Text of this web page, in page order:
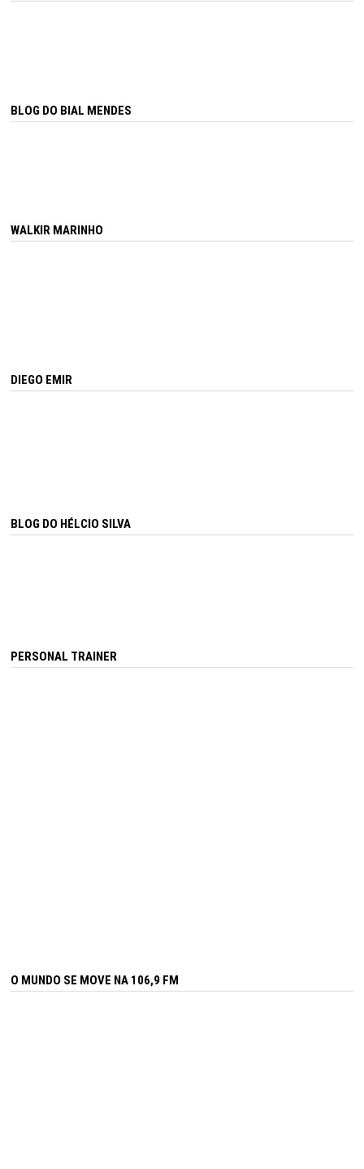
BLOG DO BIAL MENDES
WALKIR MARINHO
DIEGO EMIR
BLOG DO HÉLCIO SILVA
PERSONAL TRAINER
O MUNDO SE MOVE NA 106,9 FM